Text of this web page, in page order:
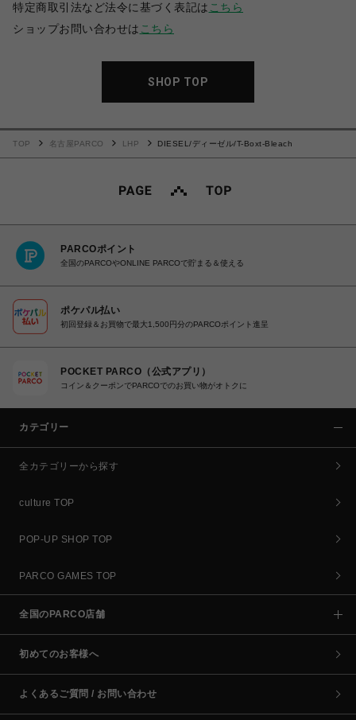
特定商取引法など法令に基づく表記は こちら
ショップお問い合わせは こちら
SHOP TOP
TOP 名古屋PARCO LHP DIESEL/ディーゼル/T-Boxt-Bleach
PARCOポイント
全国のPARCOやONLINE PARCOで貯まる＆使える
ポケパル払い
初回登録＆お買物で最大1,500円分のPARCOポイント進呈
POCKET PARCO（公式アプリ）
コイン＆クーポンでPARCOでのお買い物がオトクに
カテゴリー
全カテゴリーから探す
culture TOP
POP-UP SHOP TOP
PARCO GAMES TOP
全国のPARCO店舗
初めてのお客様へ
よくあるご質問 / お問い合わせ